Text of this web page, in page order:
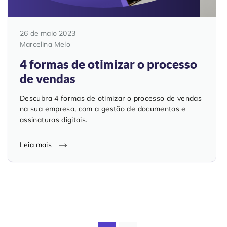
26 de maio 2023
Marcelina Melo
4 formas de otimizar o processo
de vendas
Descubra 4 formas de otimizar o processo de vendas
na sua empresa, com a gestão de documentos e
assinaturas digitais.
Leia mais